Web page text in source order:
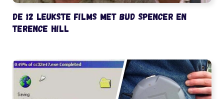
De 12 leukste films met Bud Spencer en
Terence Hill